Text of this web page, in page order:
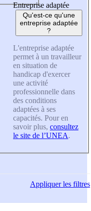
Entreprise adaptée
Qu'est-ce qu'une
entreprise adaptée
?
L'entreprise adaptée
permet à un travailleur
en situation de
handicap d'exercer
une activité
professionnelle dans
des conditions
adaptées à ses
capacités. Pour en
savoir plus, consultez
le site de l’UNEA.
Appliquerles filtres